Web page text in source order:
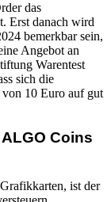
das
Erst danach wird
bemerkbar sein,
Angebot an
Warentest
sich die
10 Euro auf gut
Coins
ist der